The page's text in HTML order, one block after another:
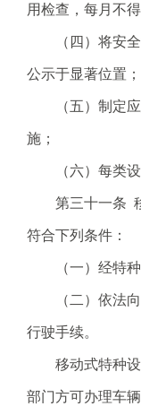
用检查，每月不
（四）将安全
公示于显著位置；
（五）制定应
施；
（六）每类设
第三十一条 移
符合下列条件：
（一）经特种
（二）依法向
行驶手续。
移动式特种设
部门方可办理车